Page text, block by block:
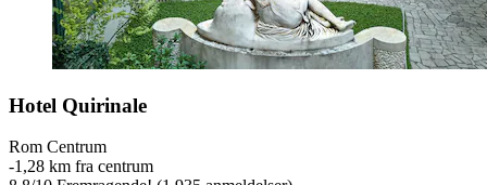
Hotel Quirinale
Rom Centrum
‐1,28 km fra centrum